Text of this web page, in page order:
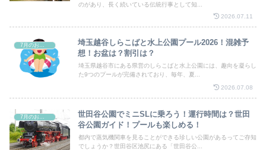
のがあり、長く続いている伝統行事として知...
2026.07.11
7月のお祭り
埼玉越谷しらこばと水上公園プール2026！混雑予
想！お盆は？割引は？
埼玉県越谷市にある県営のしらこばと水上公園には、趣向を凝らし
た9つのプールが完備されており、毎年、夏...
2026.07.08
世田谷公園でミニSLに乗ろう！運行時間は？世田
谷公園ガイド！プールも楽しめる！
都内で蒸気機関車を見ることができる珍しい公園があるってご存知
でしょうか？世田谷区池尻にある「世田谷公...